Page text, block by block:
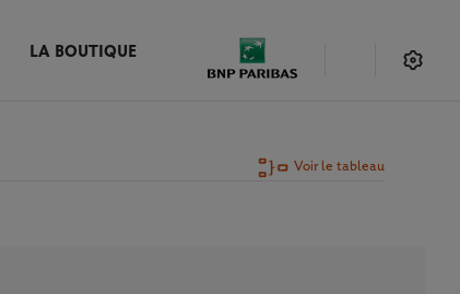
LA BOUTIQUE
Voir le tableau